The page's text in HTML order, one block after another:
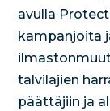
avulla
kampanjoita
talvilajien
päättäjiin ja